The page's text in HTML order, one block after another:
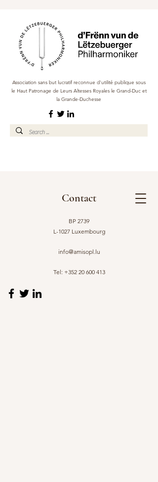
Association sans but lucratif reconnue d'utilité publique sous
le Haut Patronage de Leurs Altesses Royales le Grand-Duc et
la Grande-Duchesse
Contact
BP 2739
L-1027 Luxembourg
info@amisopl.lu
Tel: +352 20 600 413